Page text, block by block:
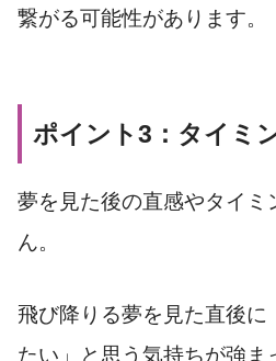
繋がる可能性があります。
ポイント3：タイミ
夢を見た後の直感やタイミ
ん。
飛び降りる夢を見た直後に
たい」と思う気持ちが強ま